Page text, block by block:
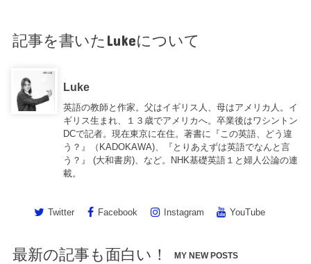
記事を書いたLukeについて
Luke
英語の教師と作家。父はイギリス人、母はアメリカ人。イ
ギリス生まれ、１３歳でアメリカへ。卒業後はワシントン
DCで記者。現在東京に在住。著書に『この英語、どう違
う？』（KADOKAWA)、『とりあえずは英語でなんと言
う？』 (大和書房)、など。NHK基礎英語１と婦人公論の連
載。
Twitter Facebook Instagram YouTube
最新の記事も面白い！ MY NEW POSTS